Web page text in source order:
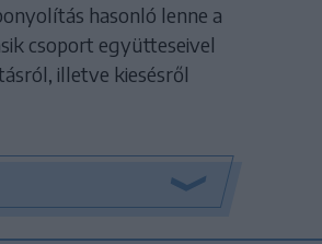
hasonló lenne a
csoport együtteseivel
illetve kiesésről